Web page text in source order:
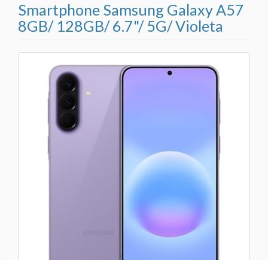
Smartphone Samsung Galaxy A57
8GB/ 128GB/ 6.7"/ 5G/ Violeta